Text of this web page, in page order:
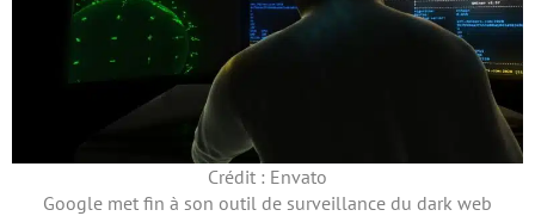
Crédit : Envato
Google met fin à son outil de surveillance du dark web